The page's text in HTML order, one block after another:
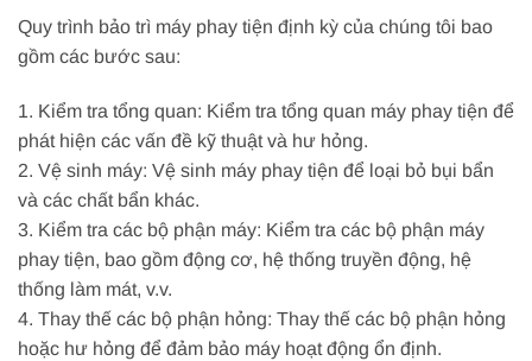
Quy trình bảo trì máy phay tiện định kỳ của chúng tôi bao
gồm các bước sau:
1. Kiểm tra tổng quan: Kiểm tra tổng quan máy phay tiện để
phát hiện các vấn đề kỹ thuật và hư hỏng.
2. Vệ sinh máy: Vệ sinh máy phay tiện để loại bỏ bụi bẩn
và các chất bẩn khác.
3. Kiểm tra các bộ phận máy: Kiểm tra các bộ phận máy
phay tiện, bao gồm động cơ, hệ thống truyền động, hệ
thống làm mát, v.v.
4. Thay thế các bộ phận hỏng: Thay thế các bộ phận hỏng
hoặc hư hỏng để đảm bảo máy hoạt động ổn định.